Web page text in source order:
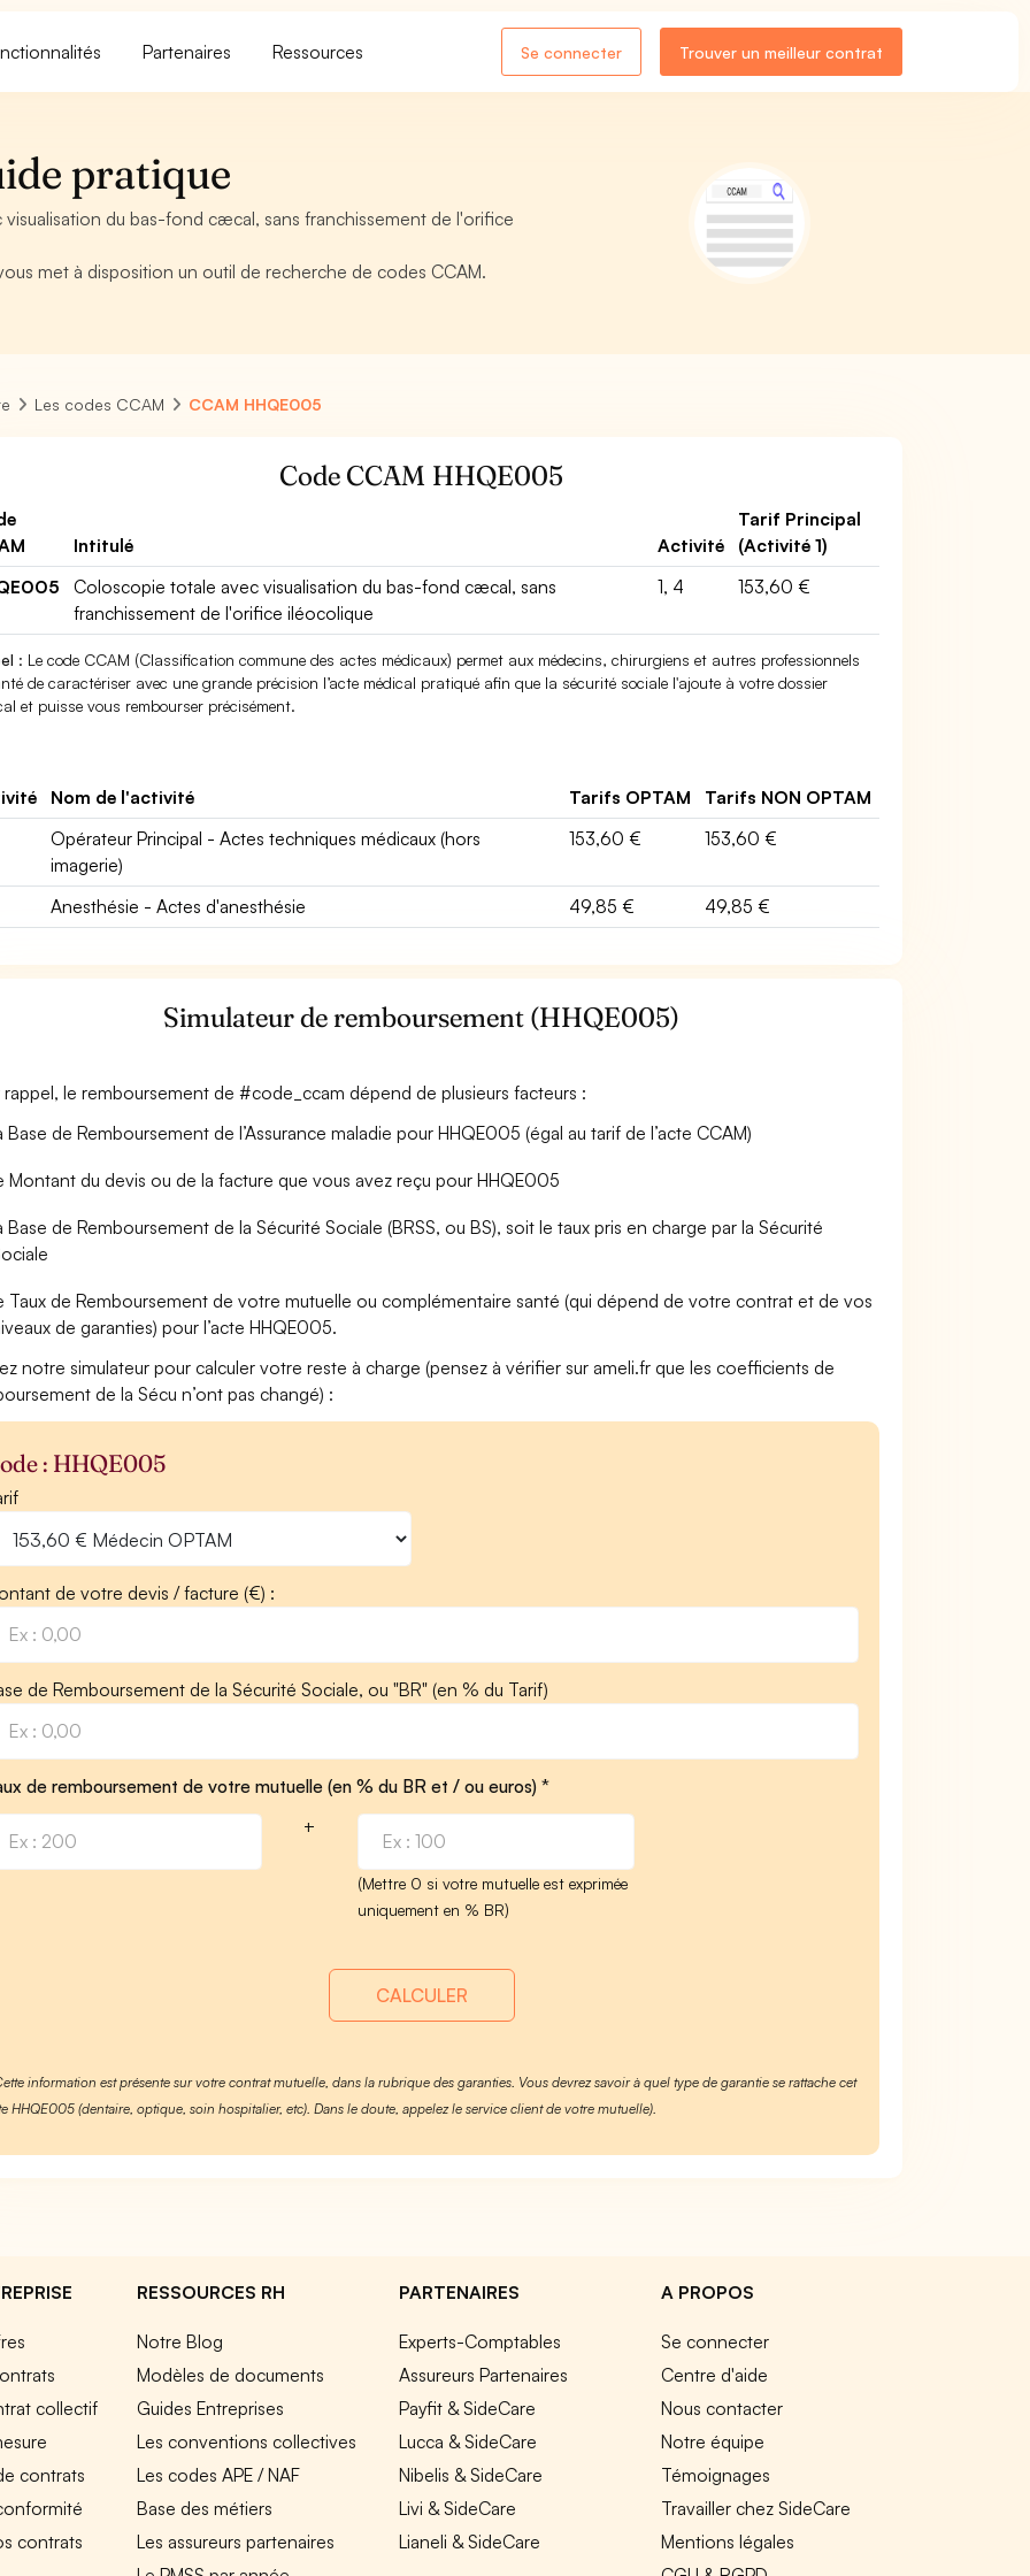
Partenaires Ressources Se connecter Trouver un meilleur contrat
pratique
du bas-fond cæcal, sans franchissement de l'orifice
met à disposition un outil de recherche de codes CCAM.
Les codes CCAM CCAM HHQE005
Code CCAM HHQE005
Intitulé Activité
Tarif Principal
(Activité 1)
Coloscopie totale avec visualisation du bas-fond cæcal, sans
franchissement de l'orifice iléocolique
1, 4 153,60 €
: Le code CCAM (Classification commune des actes médicaux) permet aux médecins, chirurgiens et autres professionnels
de caractériser avec une grande précision l’acte médical pratiqué afin que la sécurité sociale l'ajoute à votre dossier
et puisse vous rembourser précisément.
Nom de l'activité Tarifs OPTAM
Tarifs NON OPTAM
Opérateur Principal - Actes techniques médicaux (hors
imagerie)
153,60 € 153,60 €
Anesthésie - Actes d'anesthésie 49,85 € 49,85 €
Simulateur de remboursement (HHQE005)
rappel, le remboursement de #code_ccam dépend de plusieurs facteurs :
Base de Remboursement de l’Assurance maladie pour HHQE005 (égal au tarif de l’acte CCAM)
Montant du devis ou de la facture que vous avez reçu pour HHQE005
Base de Remboursement de la Sécurité Sociale (BRSS, ou BS), soit le taux pris en charge par la Sécurité
Taux de Remboursement de votre mutuelle ou complémentaire santé (qui dépend de votre contrat et de vos
de garanties) pour l’acte HHQE005.
notre simulateur pour calculer votre reste à charge (pensez à vérifier sur ameli.fr que les coefficients de
de la Sécu n’ont pas changé) :
: HHQE005
de votre devis / facture (€) :
de Remboursement de la Sécurité Sociale, ou "BR" (en % du Tarif)
de remboursement de votre mutuelle (en % du BR et / ou euros) *
+
(Mettre 0 si votre mutuelle est exprimée
uniquement en % BR)
CALCULER
information est présente sur votre contrat mutuelle, dans la rubrique des garanties. Vous devrez savoir à quel type de garantie se rattache cet
HHQE005 (dentaire, optique, soin hospitalier, etc). Dans le doute, appelez le service client de votre mutuelle).
collectif
contrats
contrats
RESSOURCES RH
Notre Blog
Modèles de documents
Guides Entreprises
Les conventions collectives
Les codes APE / NAF
Base des métiers
Les assureurs partenaires
PARTENAIRES
Experts-Comptables
Assureurs Partenaires
Payfit & SideCare
Lucca & SideCare
Nibelis & SideCare
Livi & SideCare
Lianeli & SideCare
A PROPOS
Se connecter
Centre d'aide
Nous contacter
Notre équipe
Témoignages
Travailler chez SideCare
Mentions légales